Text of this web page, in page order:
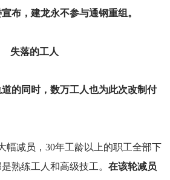
布，建龙永不参与通钢重组。
失落的工人
的同时，数万工人也为此次改制付
幅减员，30年工龄以上的职工全部下
熟练工人和高级技工。 在该轮减员